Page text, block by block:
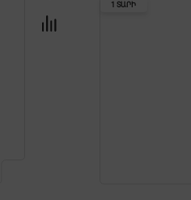
1 ՏԱՐԻ